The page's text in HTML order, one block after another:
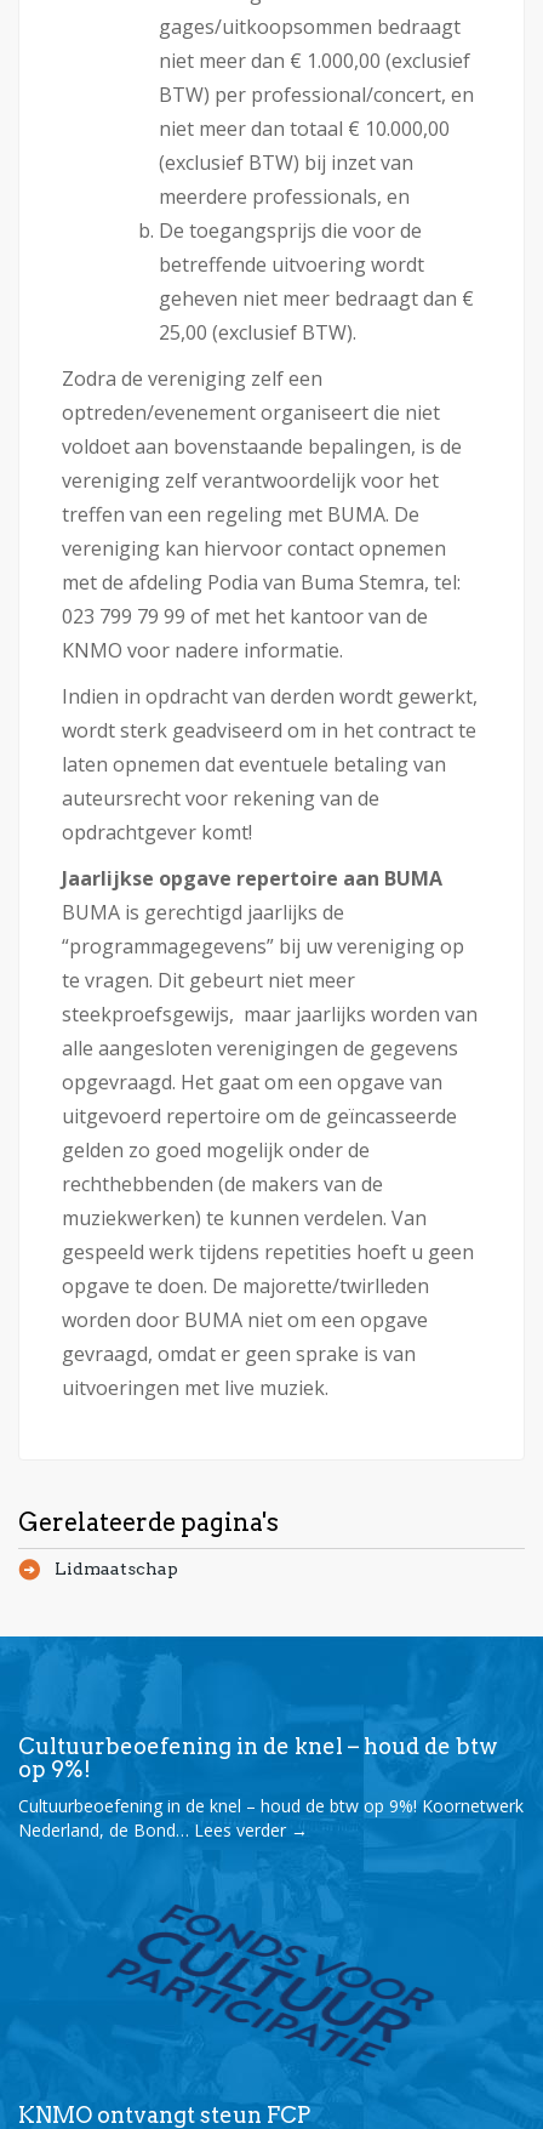
gages/uitkoopsommen bedraagt
niet meer dan € 1.000,00 (exclusief
BTW) per professional/concert, en
niet meer dan totaal € 10.000,00
(exclusief BTW) bij inzet van
meerdere professionals, en
De toegangsprijs die voor de
betreffende uitvoering wordt
geheven niet meer bedraagt dan €
25,00 (exclusief BTW).
Zodra de vereniging zelf een
optreden/evenement organiseert die niet
voldoet aan bovenstaande bepalingen, is de
vereniging zelf verantwoordelijk voor het
treffen van een regeling met BUMA. De
vereniging kan hiervoor contact opnemen
met de afdeling Podia van Buma Stemra, tel:
023 799 79 99 of met het kantoor van de
KNMO voor nadere informatie.
Indien in opdracht van derden wordt gewerkt,
wordt sterk geadviseerd om in het contract te
laten opnemen dat eventuele betaling van
auteursrecht voor rekening van de
opdrachtgever komt!
Jaarlijkse opgave repertoire aan BUMA
BUMA is gerechtigd jaarlijks de
“programmagegevens” bij uw vereniging op
te vragen. Dit gebeurt niet meer
steekproefsgewijs, maar jaarlijks worden van
alle aangesloten verenigingen de gegevens
opgevraagd. Het gaat om een opgave van
uitgevoerd repertoire om de geïncasseerde
gelden zo goed mogelijk onder de
rechthebbenden (de makers van de
muziekwerken) te kunnen verdelen. Van
gespeeld werk tijdens repetities hoeft u geen
opgave te doen. De majorette/twirlleden
worden door BUMA niet om een opgave
gevraagd, omdat er geen sprake is van
uitvoeringen met live muziek.
Gerelateerde pagina's
Lidmaatschap
Cultuurbeoefening in de knel – houd de btw
op 9%!
Cultuurbeoefening in de knel – houd de btw op 9%! Koornetwerk
Nederland, de Bond… Lees verder →
KNMO ontvangt steun FCP